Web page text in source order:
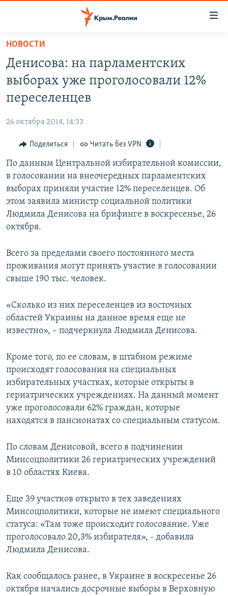
Вернуться
основному
содержанию
главной
навигации
Вернутся
поиску
СПЕЦПРОЕКТЫ
11 ЛЕТ ОККУПАЦИИ КРЫМА. 11 ИСТОРИЙ СОПРОТИВЛЕНИЯ
ЕЩЕ
ИНТЕРАКТИВ
ИНФОГРАФИКА
ТЕЛЕПРОЕКТ КРЫМ.РЕАЛИИ
СОВЕТЫ ПРАВОЗАЩИТНИКОВ
ПРОПАВШИЕ БЕЗ ВЕСТИ
КРЫМ.НЕПОКОРЕННЫЙ
ELIFBE
РАДІО СВОБОДА
КАК ОБОЙТИ БЛОКИРОВКУ
Українською
Qırımtatar
Все сайты RFE/RL
НОВОСТИ
Денисова: на парламентских
выборах уже проголосовали 12%
переселенцев
26 октября 2014, 14:33
Поделиться Читать без VPN
По данным Центральной избирательной комиссии,
в голосовании на внеочередных парламентских
выборах приняли участие 12% переселенцев. Об
этом заявила министр социальной политики
Людмила Денисова на брифинге в воскресенье, 26
октября.
Всего за пределами своего постоянного места
проживания могут принять участие в голосовании
свыше 190 тыс. человек.
«Сколько из них переселенцев из восточных
областей Украины на данное время еще не
известно», – подчеркнула Людмила Денисова.
Кроме того, по ее словам, в штабном режиме
происходят голосования на специальных
избирательных участках, которые открыты в
гериатрических учреждениях. На данный момент
уже проголосовали 62% граждан, которые
находятся в пансионатах со специальным статусом.
По словам Денисовой, всего в подчинении
Минсоцполитики 26 гериатрических учреждений
в 10 областях Киева.
Еще 39 участков открыто в тех заведениях
Минсоцполитики, которые не имеют специального
статуса: «Там тоже происходит голосование. Уже
проголосовало 20,3% избирателя», - добавила
Людмила Денисова.
Как сообщалось ранее, в Украине в воскресенье 26
октября начались досрочные выборы в Верховную